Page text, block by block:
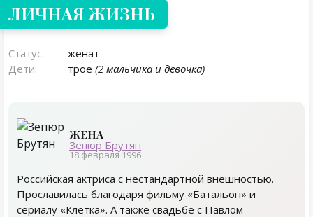
ЛИЧНАЯ ЖИЗНЬ
Статус:
женат
Дети:
трое (2 мальчика и девочка)
ЖЕНА
Зепюр Брутян
18 февраля 1996
Российская актриса с нестандартной внешностью.
Прославилась благодаря фильму «Батальон» и
сериалу «Клетка». А также свадьбе с Павлом